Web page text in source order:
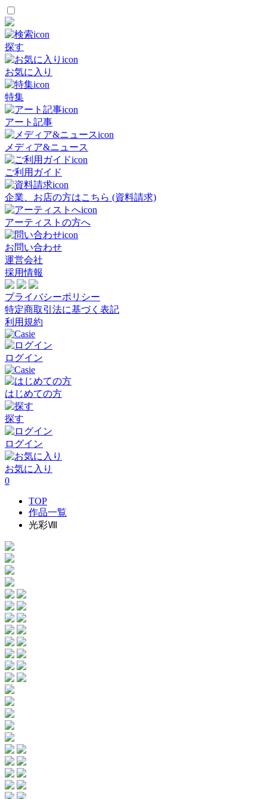
探す
お気に入り
特集
アート記事
メディア&ニュース
ご利用ガイド
企業、お店の方はこちら (資料請求)
アーティストの方へ
お問い合わせ
運営会社
採用情報
プライバシーポリシー
特定商取引法に基づく表記
利用規約
ログイン
はじめての方
探す
ログイン
お気に入り
0
TOP
作品一覧
光彩Ⅷ